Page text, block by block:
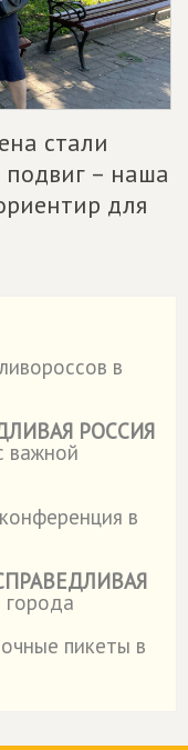
стали
– наша
для
в
РОССИЯ
важной
в
пикеты в